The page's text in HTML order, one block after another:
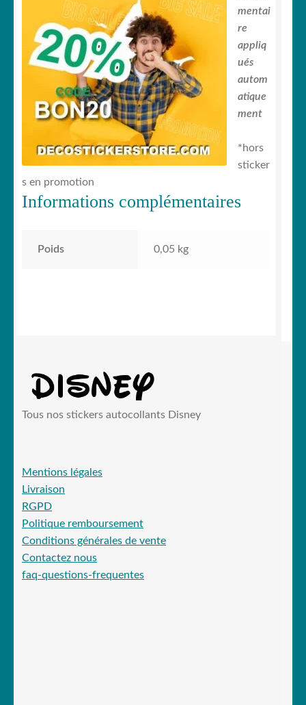
mentai
re
appliq
ués
autom
atique
ment
*hors
sticker
s en promotion
Informations complémentaires
Poids 0,05 kg
Tous nos stickers autocollants Disney
Mentions légales
Livraison
RGPD
Politique remboursement
Conditions générales de vente
Contactez nous
faq-questions-frequentes